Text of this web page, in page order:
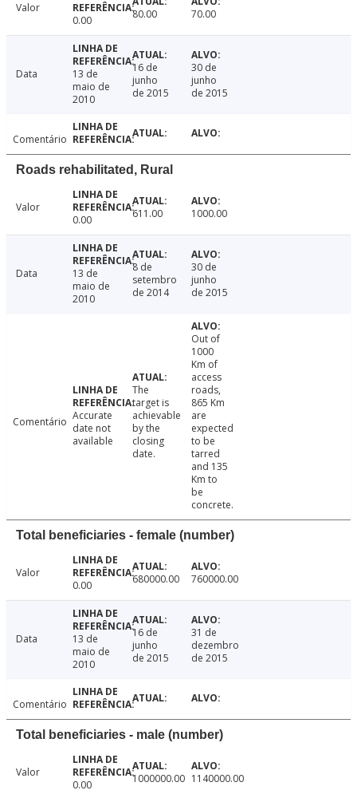
Valor
0.00
80.00 70.00
Data
13 de
maio de
2010
16 de
junho
de 2015
30 de
junho
de 2015
Comentário
Roads rehabilitated, Rural
Valor
0.00
611.00 1000.00
Data
13 de
maio de
2010
8 de
setembro
de 2014
30 de
junho
de 2015
Comentário Accurate
date not
available
The
target is
achievable
by the
closing
date.
Out of
1000
Km of
access
roads,
865 Km
are
expected
to be
tarred
and 135
Km to
be
concrete.
Total beneficiaries - female (number)
Valor
0.00
680000.00 760000.00
Data
13 de
maio de
2010
16 de
junho
de 2015
31 de
dezembro
de 2015
Comentário
Total beneficiaries - male (number)
Valor
0.00
1000000.00 1140000.00